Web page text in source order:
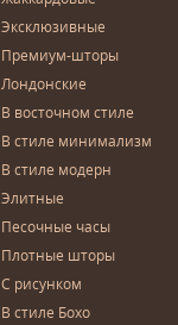
Эксклюзивные
Премиум-шторы
Лондонские
В восточном стиле
В стиле минимализм
В стиле модерн
Элитные
Песочные часы
Плотные шторы
С рисунком
В стиле Бохо